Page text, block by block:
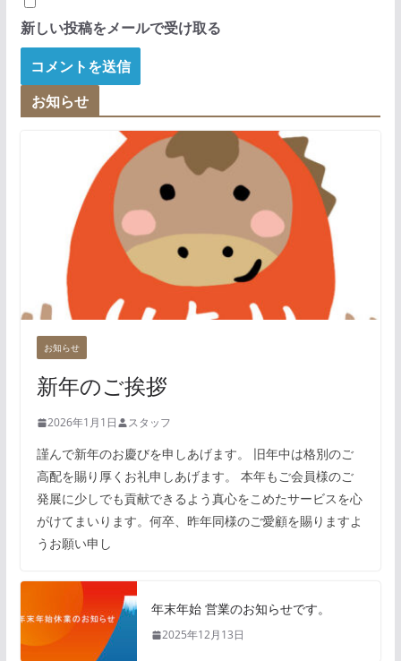
新しい投稿をメールで受け取る
お知らせ
お知らせ
新年のご挨拶
2026年1月1日 スタッフ
謹んで新年のお慶びを申しあげます。 旧年中は格別のご
高配を賜り厚くお礼申しあげます。 本年もご会員様のご
発展に少しでも貢献できるよう真心をこめたサービスを心
がけてまいります。何卒、昨年同様のご愛顧を賜りますよ
うお願い申し
年末年始 営業のお知らせです。
2025年12月13日